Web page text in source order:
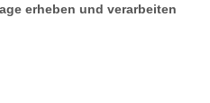
erheben und verarbeiten